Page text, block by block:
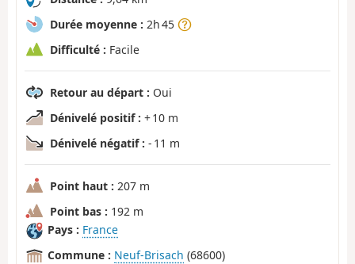
Durée moyenne : 2h 45
Difficulté : Facile
Retour au départ : Oui
Dénivelé positif : + 10 m
Dénivelé négatif : - 11 m
Point haut : 207 m
Point bas : 192 m
Pays : France
Commune : Neuf-Brisach (68600)